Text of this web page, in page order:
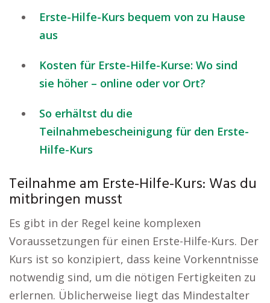
Erste-Hilfe-Kurs bequem von zu Hause
aus
Kosten für Erste-Hilfe-Kurse: Wo sind
sie höher – online oder vor Ort?
So erhältst du die
Teilnahmebescheinigung für den Erste-
Hilfe-Kurs
Teilnahme am Erste-Hilfe-Kurs: Was du
mitbringen musst
Es gibt in der Regel keine komplexen
Voraussetzungen für einen Erste-Hilfe-Kurs. Der
Kurs ist so konzipiert, dass keine Vorkenntnisse
notwendig sind, um die nötigen Fertigkeiten zu
erlernen. Üblicherweise liegt das Mindestalter